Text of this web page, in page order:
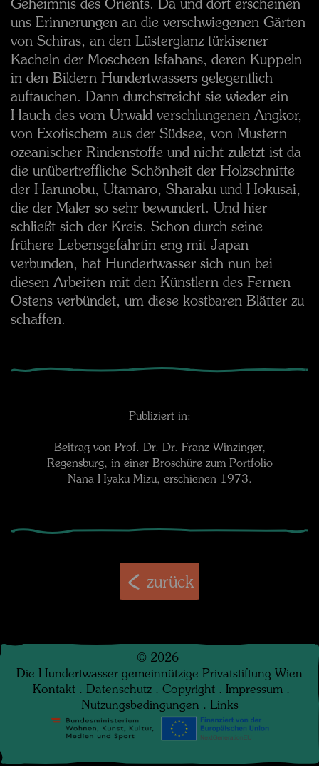
Geheimnis des Orients. Da und dort erscheinen
uns Erinnerungen an die verschwiegenen Gärten
von Schiras, an den Lüsterglanz türkisener
Kacheln der Moscheen Isfahans, deren Kuppeln
in den Bildern Hundertwassers gelegentlich
auftauchen. Dann durchstreicht sie wieder ein
Hauch des vom Urwald verschlungenen Angkor,
von Exotischem aus der Südsee, von Mustern
ozeanischer Rindenstoffe und nicht zuletzt ist da
die unübertreffliche Schönheit der Holzschnitte
der Harunobu, Utamaro, Sharaku und Hokusai,
die der Maler so sehr bewundert. Und hier
schließt sich der Kreis. Schon durch seine
frühere Lebensgefährtin eng mit Japan
verbunden, hat Hundertwasser sich nun bei
diesen Arbeiten mit den Künstlern des Fernen
Ostens verbündet, um diese kostbaren Blätter zu
schaffen.
Publiziert in:
Beitrag von Prof. Dr. Dr. Franz Winzinger,
Regensburg, in einer Broschüre zum Portfolio
Nana Hyaku Mizu, erschienen 1973.
zurück
© 2026
Die Hundertwasser gemeinnützige Privatstiftung Wien
Kontakt . Datenschutz . Copyright . Impressum .
Nutzungsbedingungen . Links